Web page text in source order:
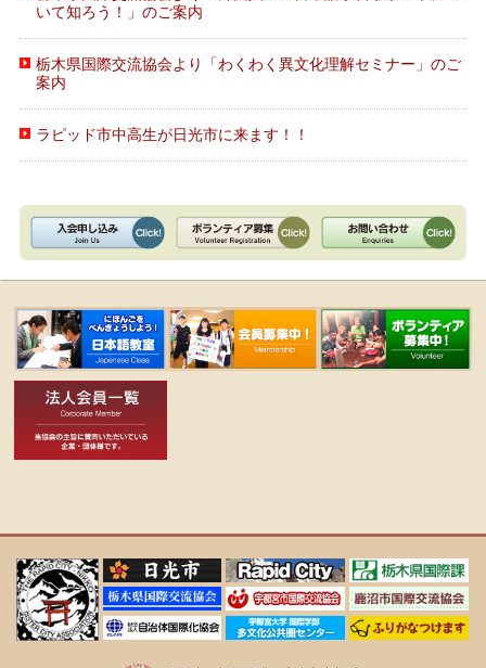
いて知ろう！」のご案内
栃木県国際交流協会より「わくわく異文化理解セミナー」のご
案内
ラピッド市中高生が日光市に来ます！！